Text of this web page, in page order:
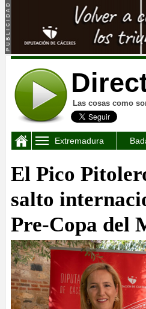
Las cosas como
Extremadura
El Pico
salto
Pre-Copa del